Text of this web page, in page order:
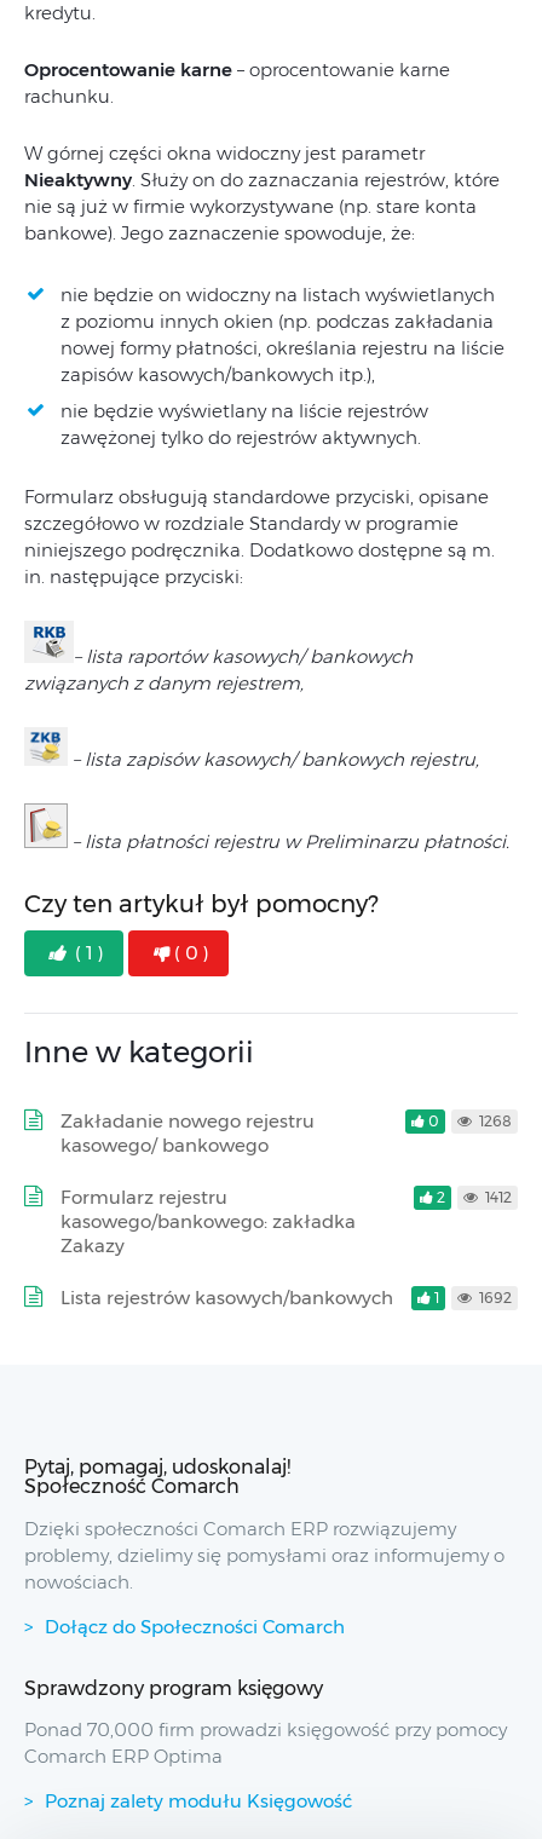
kredytu.
Oprocentowanie karne – oprocentowanie karne
rachunku.
W górnej części okna widoczny jest parametr
Nieaktywny. Służy on do zaznaczania rejestrów, które
nie są już w firmie wykorzystywane (np. stare konta
bankowe). Jego zaznaczenie spowoduje, że:
nie będzie on widoczny na listach wyświetlanych
z poziomu innych okien (np. podczas zakładania
nowej formy płatności, określania rejestru na liście
zapisów kasowych/bankowych itp.),
nie będzie wyświetlany na liście rejestrów
zawężonej tylko do rejestrów aktywnych.
Formularz obsługują standardowe przyciski, opisane
szczegółowo w rozdziale Standardy w programie
niniejszego podręcznika. Dodatkowo dostępne są m.
in. następujące przyciski:
– lista raportów kasowych/ bankowych
związanych z danym rejestrem,
– lista zapisów kasowych/ bankowych rejestru,
– lista płatności rejestru w Preliminarzu płatności.
Czy ten artykuł był pomocny?
( 1 ) ( 0 )
Inne w kategorii
Zakładanie nowego rejestru
kasowego/ bankowego
0 1268
Formularz rejestru
kasowego/bankowego: zakładka
Zakazy
2 1412
Lista rejestrów kasowych/bankowych 1 1692
Pytaj, pomagaj, udoskonalaj!
Społeczność Comarch
Dzięki społeczności Comarch ERP rozwiązujemy
problemy, dzielimy się pomysłami oraz informujemy o
nowościach.
Dołącz do Społeczności Comarch
Sprawdzony program księgowy
Ponad 70,000 firm prowadzi księgowość przy pomocy
Comarch ERP Optima
Poznaj zalety modułu Księgowość